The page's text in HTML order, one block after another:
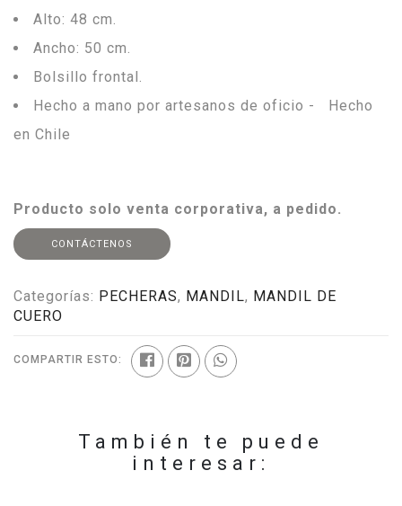
Alto: 48 cm.
Ancho: 50 cm.
Bolsillo frontal.
Hecho a mano por artesanos de oficio - Hecho
en Chile
Producto solo venta corporativa, a pedido.
CONTÁCTENOS
Categorías: PECHERAS, MANDIL, MANDIL DE
CUERO
COMPARTIR ESTO:
También te puede
interesar: